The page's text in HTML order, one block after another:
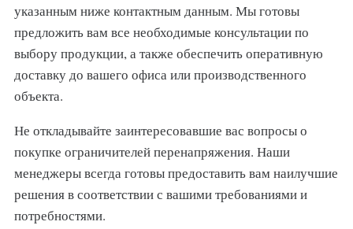
указанным ниже контактным данным. Мы готовы
предложить вам все необходимые консультации по
выбору продукции, а также обеспечить оперативную
доставку до вашего офиса или производственного
объекта.
Не откладывайте заинтересовавшие вас вопросы о
покупке ограничителей перенапряжения. Наши
менеджеры всегда готовы предоставить вам наилучшие
решения в соответствии с вашими требованиями и
потребностями.